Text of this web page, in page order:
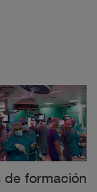
de formación